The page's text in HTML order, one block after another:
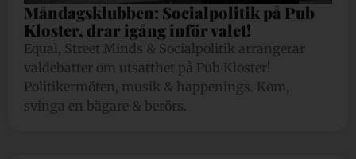
Måndagsklubben: Socialpolitik på Pub
Kloster, drar igång inför valet!
Equal, Street Minds & Socialpolitik arrangerar
valdebatter om utsatthet på Pub Kloster!
Politikermöten, musik & happenings. Kom,
svinga en bägare & berörs.